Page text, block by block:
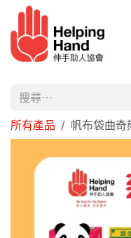
跳至內容
所有產品 帆布袋曲奇